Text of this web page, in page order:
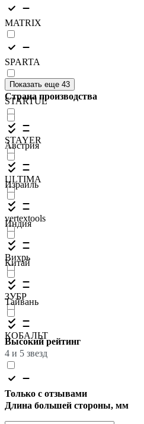
MATRIX
SPARTA
STARTUL
STAYER
ULTIMA
vertextools
Вихрь
ЗУБР
КОБАЛЬТ
Показать еще 43
Страна производства
Австрия
Израиль
Индия
Китай
Тайвань
Высокий рейтинг
4 и 5 звезд
Только с отзывами
Длина большей стороны, мм